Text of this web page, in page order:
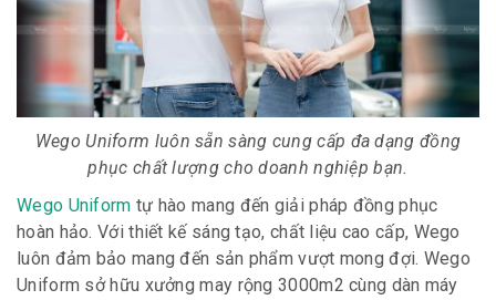
Wego Uniform luôn sẵn sàng cung cấp đa dạng đồng
phục chất lượng cho doanh nghiệp bạn.
Wego Uniform tự hào mang đến giải pháp đồng phục
hoàn hảo. Với thiết kế sáng tạo, chất liệu cao cấp, Wego
luôn đảm bảo mang đến sản phẩm vượt mong đợi. Wego
Uniform sở hữu xưởng may rộng 3000m2 cùng dàn máy